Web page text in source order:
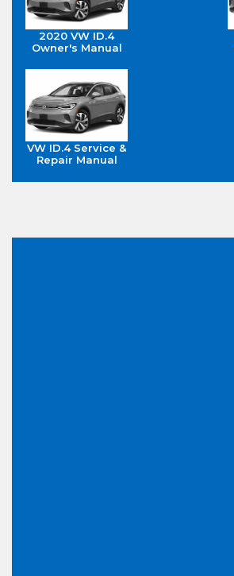
2020 VW ID.4
Owner's Manual
VW ID.4 Service &
Repair Manual